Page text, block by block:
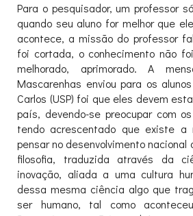
Para o pesquisador, um professor
quando seu aluno for melhor que
acontece, a missão do professor
foi cortada, o conhecimento não
melhorado, aprimorado. A
Mascarenhas enviou para os
Carlos (USP) foi que eles devem
país, devendo-se preocupar com
tendo acrescentado que existe a
pensar no desenvolvimento nacional
filosofia, traduzida através da
inovação, aliada a uma cultura
dessa mesma ciência algo que
ser humano, tal como